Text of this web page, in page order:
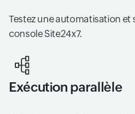
Testez une automatisation et
console Site24x7.
Exécution parallèle